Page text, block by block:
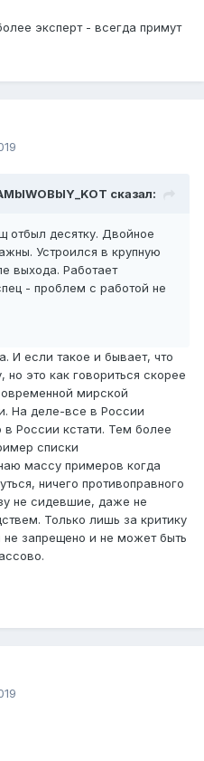
эксперт - всегда примут
сказал:
отбыл десятку. Двойное
Устроился в крупную
выхода. Работает
- проблем с работой не
И если такое и бывает, что
это как говориться скорее
мирской
На деле-все в России
в России кстати. Тем более
списки
массу примеров когда
ничего противоправного
не сидевшие, даже не
Только лишь за критику
запрещено и не может быть